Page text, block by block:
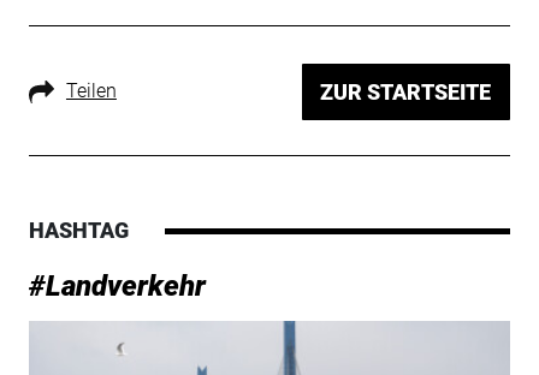
Teilen ZUR STARTSEITE
HASHTAG
#Landverkehr